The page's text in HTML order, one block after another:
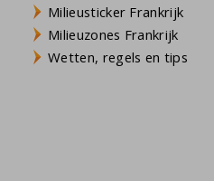
Milieusticker Frankrijk
Milieuzones Frankrijk
Wetten, regels en tips